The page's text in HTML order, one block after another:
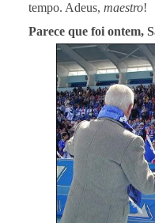
tempo. Adeus, maestro!
Parece que foi ontem,